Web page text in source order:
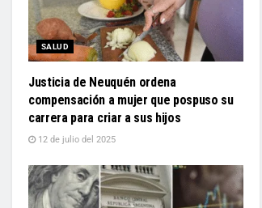
SALUD
Justicia de Neuquén ordena
compensación a mujer que pospuso su
carrera para criar a sus hijos
12 de julio del 2025